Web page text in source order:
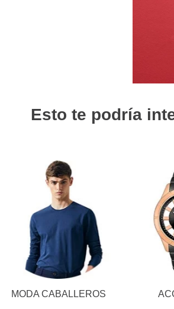
Esto te podría
MODA CABALLEROS